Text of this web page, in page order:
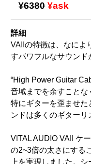
¥6380 ¥ask
詳細
VAIIの特徴は、なによ
すパワフルなサウンド
“High Power Guitar
音域までを余すことな
特にギターを歪ませた
ンドは多くのギターリ
VITAL AUDIO VAII ケ
の2~3倍の太さにする
上を実現しました。